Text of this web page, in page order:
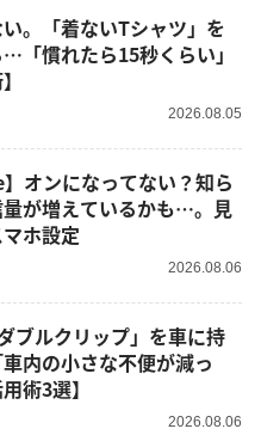
。「着ないTシャツ」を
「慣れたら15秒くらい」
2026.08.05
が増えているかも…。見
ホ設定
2026.08.06
内の小さな不便が減っ
術3選】
2026.08.06